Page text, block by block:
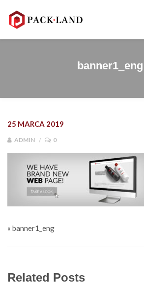
banner1_eng
25 MARCA 2019
ADMIN 0
« banner1_eng
Related Posts